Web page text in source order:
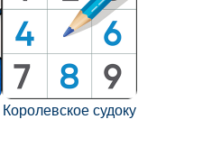
Королевское судоку